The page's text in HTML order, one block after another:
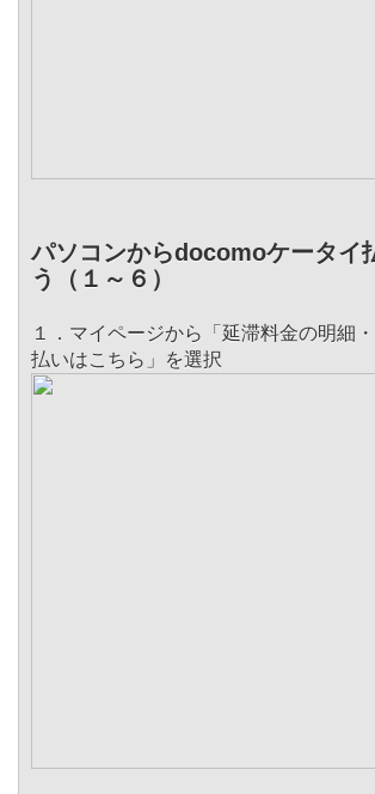
パソコンからdocomoケータイ
う（１～６）
１．マイページから「延滞料金の明細
払いはこちら」を選択